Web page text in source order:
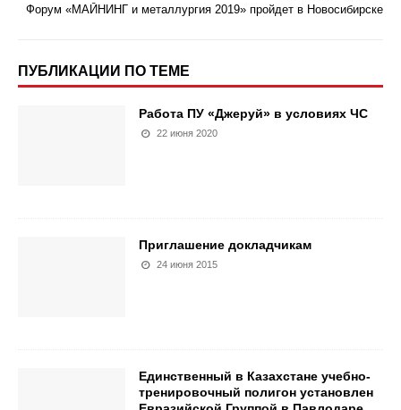
Форум «МАЙНИНГ и металлургия 2019» пройдет в Новосибирске
ПУБЛИКАЦИИ ПО ТЕМЕ
Работа ПУ «Джеруй» в условиях ЧС
22 июня 2020
Приглашение докладчикам
24 июня 2015
Единственный в Казахстане учебно-
тренировочный полигон установлен